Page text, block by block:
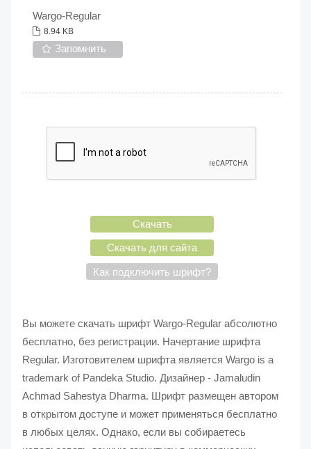
Wargo-Regular
8.94 KB
Запомнить
Скачать
Скачать для сайта
Как подключить шрифт?
Вы можете скачать шрифт Wargo-Regular абсолютно
бесплатно, без регистрации. Начертание шрифта
Regular. Изготовителем шрифта является Wargo is a
trademark of Pandeka Studio. Дизайнер - Jamaludin
Achmad Sahestya Dharma. Шрифт размещен автором
в открытом доступе и может применяться бесплатно
в любых целях. Однако, если вы собираетесь